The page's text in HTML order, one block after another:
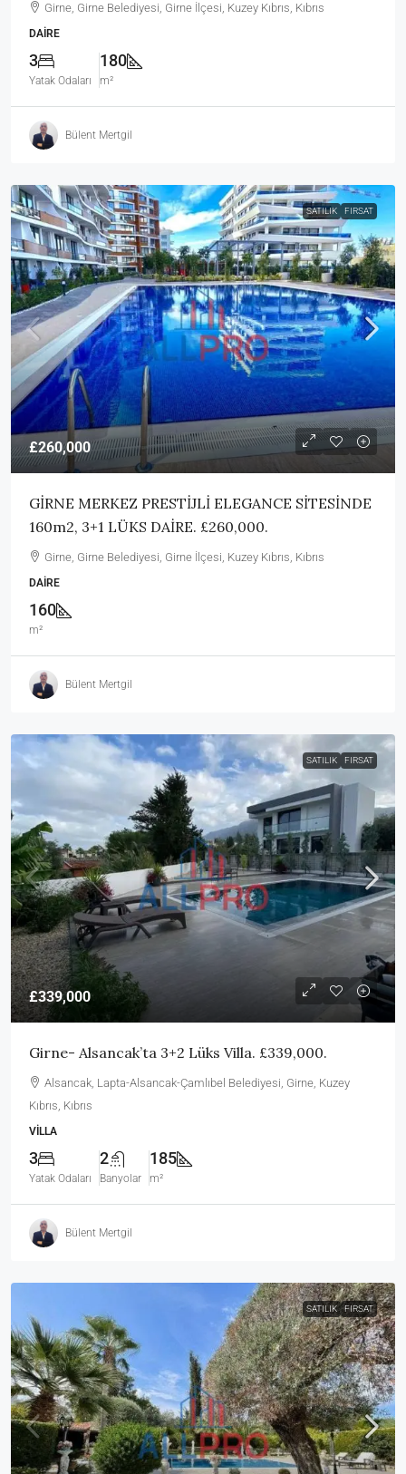
Girne, Girne Belediyesi, Girne İlçesi, Kuzey Kıbrıs, Kıbrıs
DAIRE
3
Yatak Odaları
180
m²
Bülent Mertgil
SATILIK FIRSAT
£260,000
GİRNE MERKEZ PRESTİJLİ ELEGANCE SİTESİNDE
160m2, 3+1 LÜKS DAİRE. £260,000.
Girne, Girne Belediyesi, Girne İlçesi, Kuzey Kıbrıs, Kıbrıs
DAIRE
160
m²
Bülent Mertgil
SATILIK FIRSAT
£339,000
Girne- Alsancak’ta 3+2 Lüks Villa. £339,000.
Alsancak, Lapta-Alsancak-Çamlıbel Belediyesi, Girne, Kuzey
Kıbrıs, Kıbrıs
VILLA
3
Yatak Odaları
2
Banyolar
185
m²
Bülent Mertgil
SATILIK FIRSAT